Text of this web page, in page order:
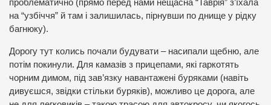
проблематично (прямо перед нами нещасна “Таврія” з’їхала
на “узбіччя” й там і залишилась, пірнувши по днище у рідку
багнюку).
Дорогу тут колись почали будувати – насипали щебню, але
потім покинули. Для камазів з прицепами, які гаркотять
чорним димом, під зав’язку навантажені буряками (навіть
дивуєшся, звідки стільки буряків), можливо це дорога, але